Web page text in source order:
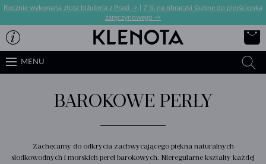
Ręcznie wykonana złota biżuteria z Pragi ->
7 % na obrączki ślubne do pierścionka
zaręczynowego ->
MENU
BAROKOWE PERŁY
Zachęcamy do odkrycia zachwycającego piękna naturalnych
słodkowodnych i morskich pereł barokowych. Nieregularne kształty każdej